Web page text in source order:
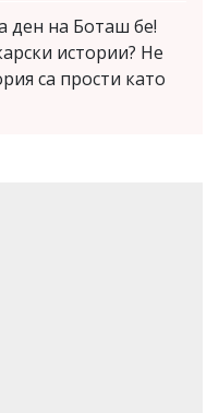
ден на Боташ бе!
истории? Не
са прости като